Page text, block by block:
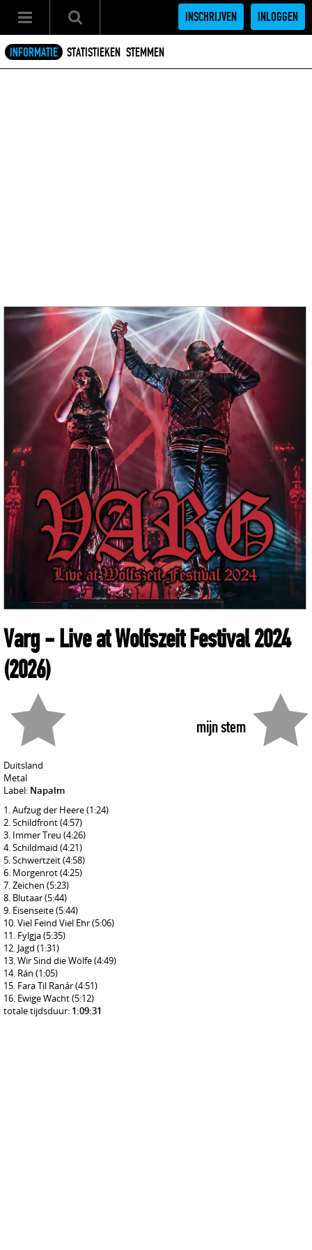
INSCHRIJVEN INLOGGEN
INFORMATIE STATISTIEKEN STEMMEN
Varg- Live at Wolfszeit Festival 2024
(2026)
mijn stem
Duitsland
Metal
Label: Napalm
Aufzug der Heere(1:24)
Schildfront(4:57)
Immer Treu (4:26)
Schildmaid (4:21)
Schwertzeit(4:58)
Morgenrot(4:25)
Zeichen (5:23)
Blutaar(5:44)
Eisenseite(5:44)
Viel Feind Viel Ehr(5:06)
Fylgja(5:35)
Jagd (1:31)
Wir Sind die Wölfe(4:49)
Rán (1:05)
Fara Til Ranár(4:51)
Ewige Wacht(5:12)
totale tijdsduur: 1:09:31